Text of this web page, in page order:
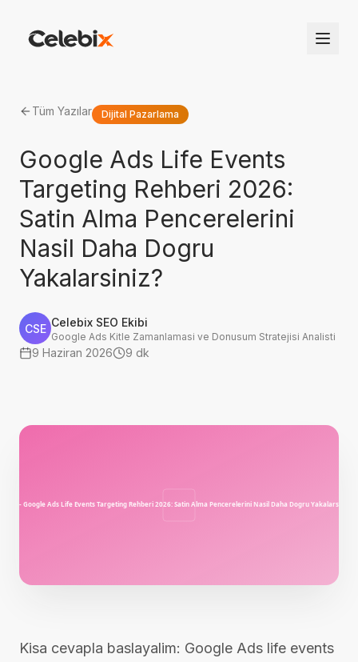
Tüm Yazılar Dijital Pazarlama
Google Ads Life Events
Targeting Rehberi 2026:
Satin Alma Pencerelerini
Nasil Daha Dogru
Yakalarsiniz?
CSE Celebix SEO Ekibi
Google Ads Kitle Zamanlamasi ve Donusum Stratejisi Analisti
9 Haziran 2026 9 dk
Kisa cevapla baslayalim: Google Ads life events